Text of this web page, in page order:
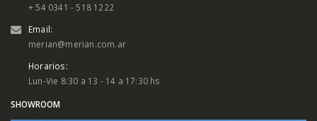
+ 54 0341 - 518 1222
Email:
merian@merian.com.ar
Horarios:
Lun-Vie 8:30 a 13 - 14 a 17:30 hs
SHOWROOM